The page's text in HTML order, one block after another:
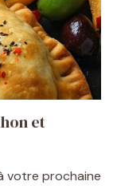
et
votre prochaine